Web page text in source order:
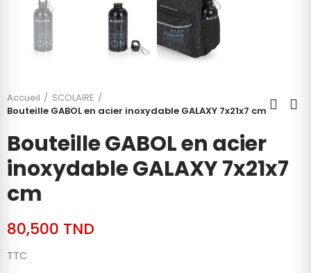
Accueil
SCOLAIRE
Bouteille GABOL en acier inoxydable GALAXY 7x21x7 cm
Bouteille GABOL en acier
inoxydable GALAXY 7x21x7
cm
80,500 TND
TTC